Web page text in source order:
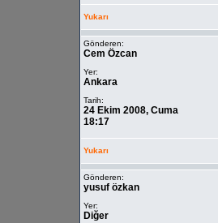
Yukarı
Gönderen:
Cem Özcan
Yer:
Ankara
Tarih:
24 Ekim 2008, Cuma
18:17
Yukarı
Gönderen:
yusuf özkan
Yer:
Diğer